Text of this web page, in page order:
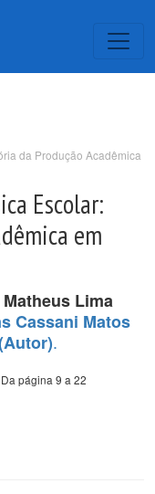
da Produção Acadêmica
Escolar:
em
Matheus Lima
Cassani Matos
.
Da página 9 a 22